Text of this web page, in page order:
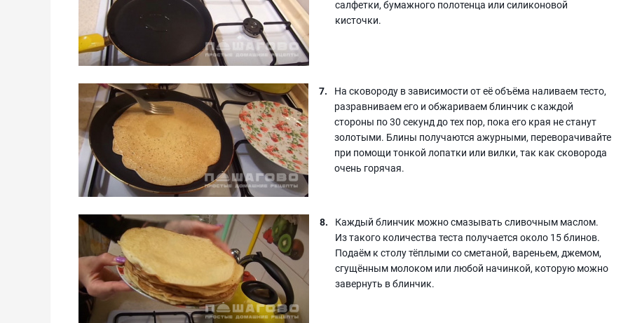
салфетки, бумажного полотенца или силиконовой
кисточки.
На сковороду в зависимости от её объёма наливаем тесто,
разравниваем его и обжариваем блинчик с каждой
стороны по 30 секунд до тех пор, пока его края не станут
золотыми. Блины получаются ажурными, переворачивайте
при помощи тонкой лопатки или вилки, так как сковорода
очень горячая.
Каждый блинчик можно смазывать сливочным маслом.
Из такого количества теста получается около 15 блинов.
Подаём к столу тёплыми со сметаной, вареньем, джемом,
сгущённым молоком или любой начинкой, которую можно
завернуть в блинчик.